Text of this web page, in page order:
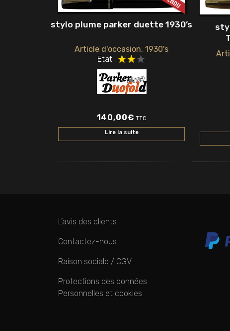
stylo plume parker duette 1930’s
Article d'occasion. 1930's
Etat :
140,00€ TTC
Lire la suite
L’avis des clients
Contactez-nous
Raison sociale / CGV
Protections des données
Personnelles et cookies